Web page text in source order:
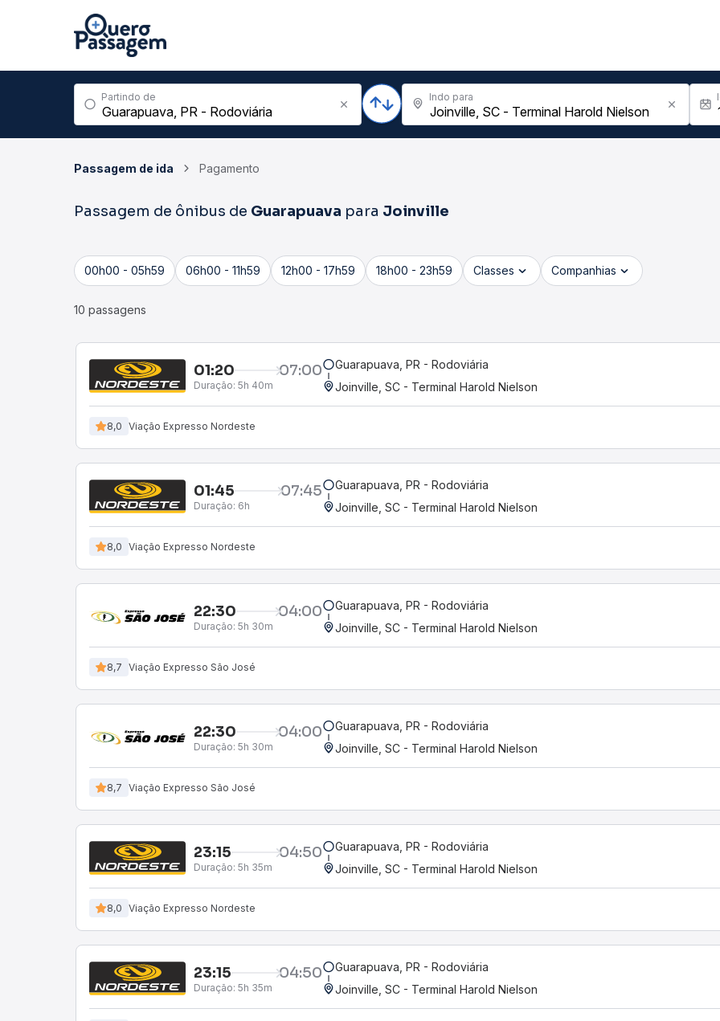
Partindo de Indo para
Passagem de ida Pagamento
Passagem de ônibus de Guarapuava para Joinville
00h00 - 05h59 06h00 - 11h59 12h00 - 17h59 18h00 - 23h59 Classes Companhias
10 passagens
01:20 07:00
Duração: 5h 40m
Guarapuava, PR - Rodoviária
Joinville, SC - Terminal Harold Nielson
8,0 Viação Expresso Nordeste
01:45 07:45
Duração: 6h
Guarapuava, PR - Rodoviária
Joinville, SC - Terminal Harold Nielson
8,0 Viação Expresso Nordeste
22:30 04:00
Duração: 5h 30m
Guarapuava, PR - Rodoviária
Joinville, SC - Terminal Harold Nielson
8,7 Viação Expresso São José
22:30 04:00
Duração: 5h 30m
Guarapuava, PR - Rodoviária
Joinville, SC - Terminal Harold Nielson
8,7 Viação Expresso São José
23:15 04:50
Duração: 5h 35m
Guarapuava, PR - Rodoviária
Joinville, SC - Terminal Harold Nielson
8,0 Viação Expresso Nordeste
23:15 04:50
Duração: 5h 35m
Guarapuava, PR - Rodoviária
Joinville, SC - Terminal Harold Nielson